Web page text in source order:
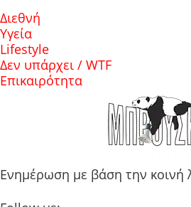
Διεθνή
Υγεία
Lifestyle
Δεν υπάρχει / WTF
Επικαιρότητα
Ενημέρωση με βάση την κοινή